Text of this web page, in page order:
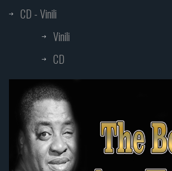
CD - Vinili
Vinili
CD